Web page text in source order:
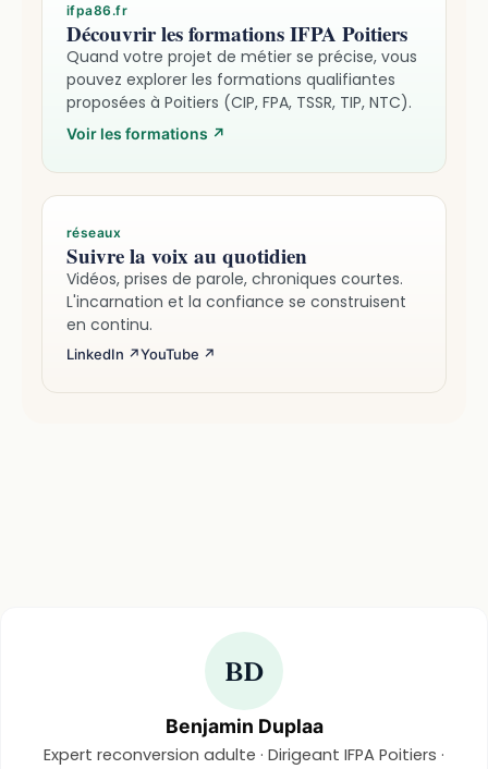
ifpa86.fr
Découvrir les formations IFPA Poitiers
Quand votre projet de métier se précise, vous
pouvez explorer les formations qualifiantes
proposées à Poitiers (CIP, FPA, TSSR, TIP, NTC).
Voir les formations ↗
réseaux
Suivre la voix au quotidien
Vidéos, prises de parole, chroniques courtes.
L'incarnation et la confiance se construisent
en continu.
LinkedIn ↗YouTube ↗
BD
Benjamin Duplaa
Expert reconversion adulte · Dirigeant IFPA Poitiers ·